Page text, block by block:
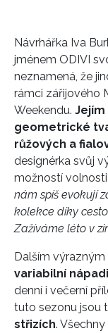
Návrhářka Iva
jménem ODIVI
neznamená, že
rámci zářijového
Weekendu.
geometrické
růžových a
designérka svůj
možností volnosti
nám spíš evokují
kolekce díky
Zažíváme léto v
Dalším
variabilní
denní i večerní
tuto sezonu jsou
střizích.